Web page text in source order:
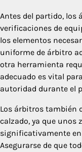
Antes del partido, los
verificaciones de
los elementos
uniforme de árbitro
otra herramienta
adecuado es vital
autoridad durante el
Los árbitros también
calzado, ya que unos
significativamente
Asegurarse de que